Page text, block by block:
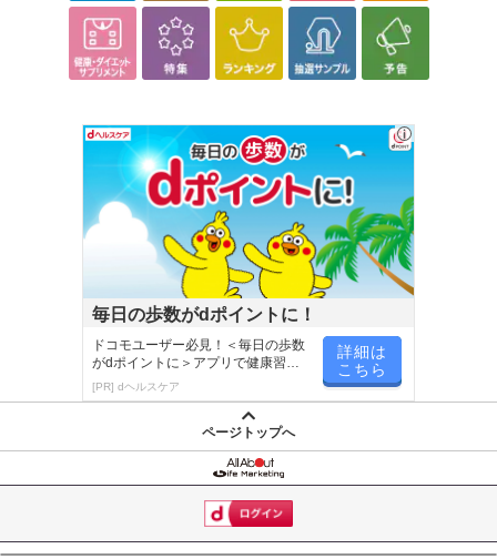
毎日の歩数がdポイントに！
ドコモユーザー必見！＜毎日の歩数
がdポイントに＞アプリで健康習慣
が楽しく続く
[PR] dヘルスケア
詳細は
こちら
ページトップへ